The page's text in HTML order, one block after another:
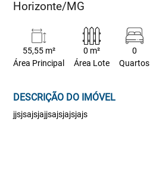
Horizonte/MG
55,55 m²
Área Principal
0 m²
Área Lote
0
Quartos
DESCRIÇÃO DO IMÓVEL
jjsjsajsjajjsajsjajsjajs